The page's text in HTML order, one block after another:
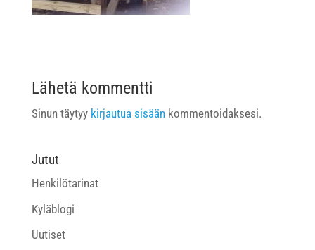
Lähetä kommentti
Sinun täytyy kirjautua sisäänkommentoidaksesi.
Jutut
Henkilötarinat
Kyläblogi
Uutiset